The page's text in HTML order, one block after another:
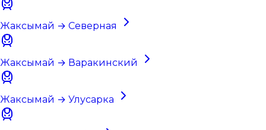
Жаксымай → Северная
Жаксымай → Варакинский
Жаксымай → Улусарка